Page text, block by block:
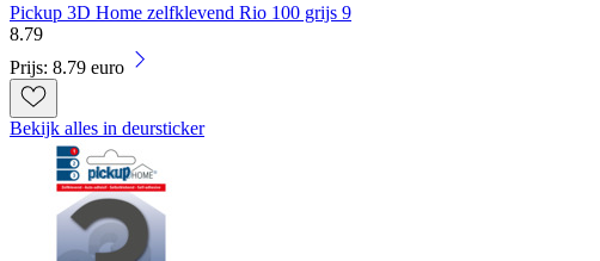
Pickup 3D Home zelfklevend Rio 100 grijs 9
8.79
Prijs: 8.79 euro
Bekijk alles in deursticker